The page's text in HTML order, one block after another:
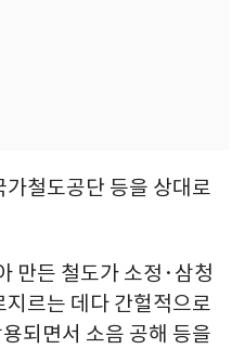
철도공단 등을 상대로
만든 철도가 소정·삼청
르는 데다 간헐적으로
되면서 소음 공해 등을